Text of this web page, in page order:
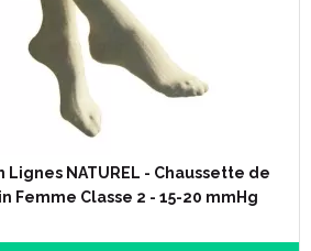
Lignes NATUREL - Chaussette de
Femme Classe 2 - 15-20 mmHg